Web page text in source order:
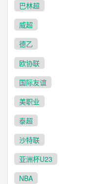
巴林超
威超
德乙
欧协联
国际友谊
美职业
泰超
沙特联
亚洲杯U23
NBA